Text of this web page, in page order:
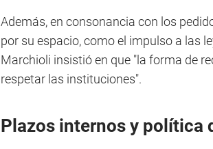
Además, en consonancia con los
por su espacio, como el impulso a las
Marchioli insistió en que "la forma de
respetar las instituciones".
Plazos internos y política